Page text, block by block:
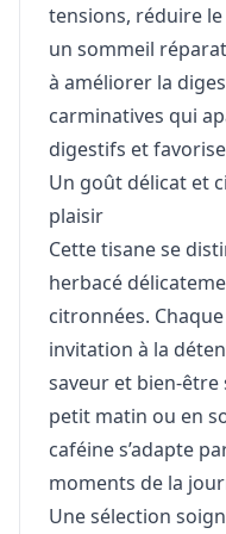
tensions, réduire
un sommeil
à améliorer la
carminatives qui
digestifs et
Un goût délicat et
plaisir
Cette tisane se
herbacé
citronnées.
invitation à la
saveur et bien-être
petit matin ou en
caféine s’adapte
moments de la
Une sélection